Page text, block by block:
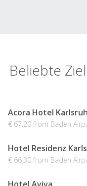
Beliebte
Acora Hotel
€ 67.20 from Baden
Hotel Residenz
€ 66.30 from Baden